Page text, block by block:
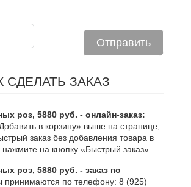
СДЕЛАТЬ ЗАКАЗ
роз, 5880 руб. - онлайн-заказ:
в корзину» выше на странице,
заказ без добавления товара в
нажмите на кнопку «Быстрый заказ».
роз, 5880 руб. - заказ по
принимаются по телефону: 8 (925)